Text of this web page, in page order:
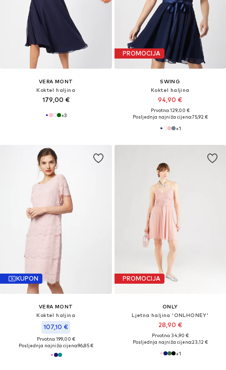
VERA MONT
Koktel haljina
179,00 €
+3
PROMOCIJA
SWING
Koktel haljina
94,90 €
Prvotno: 129,00 €
Posljednja najniža cijena:75,92 €
+1
KUPON
VERA MONT
Koktel haljina
107,10 €
Prvotno: 199,00 €
Posljednja najniža cijena:96,85 €
PROMOCIJA
ONLY
Ljetna haljina 'ONLHONEY'
28,90 €
Prvotno: 34,90 €
Posljednja najniža cijena:23,12 €
+1